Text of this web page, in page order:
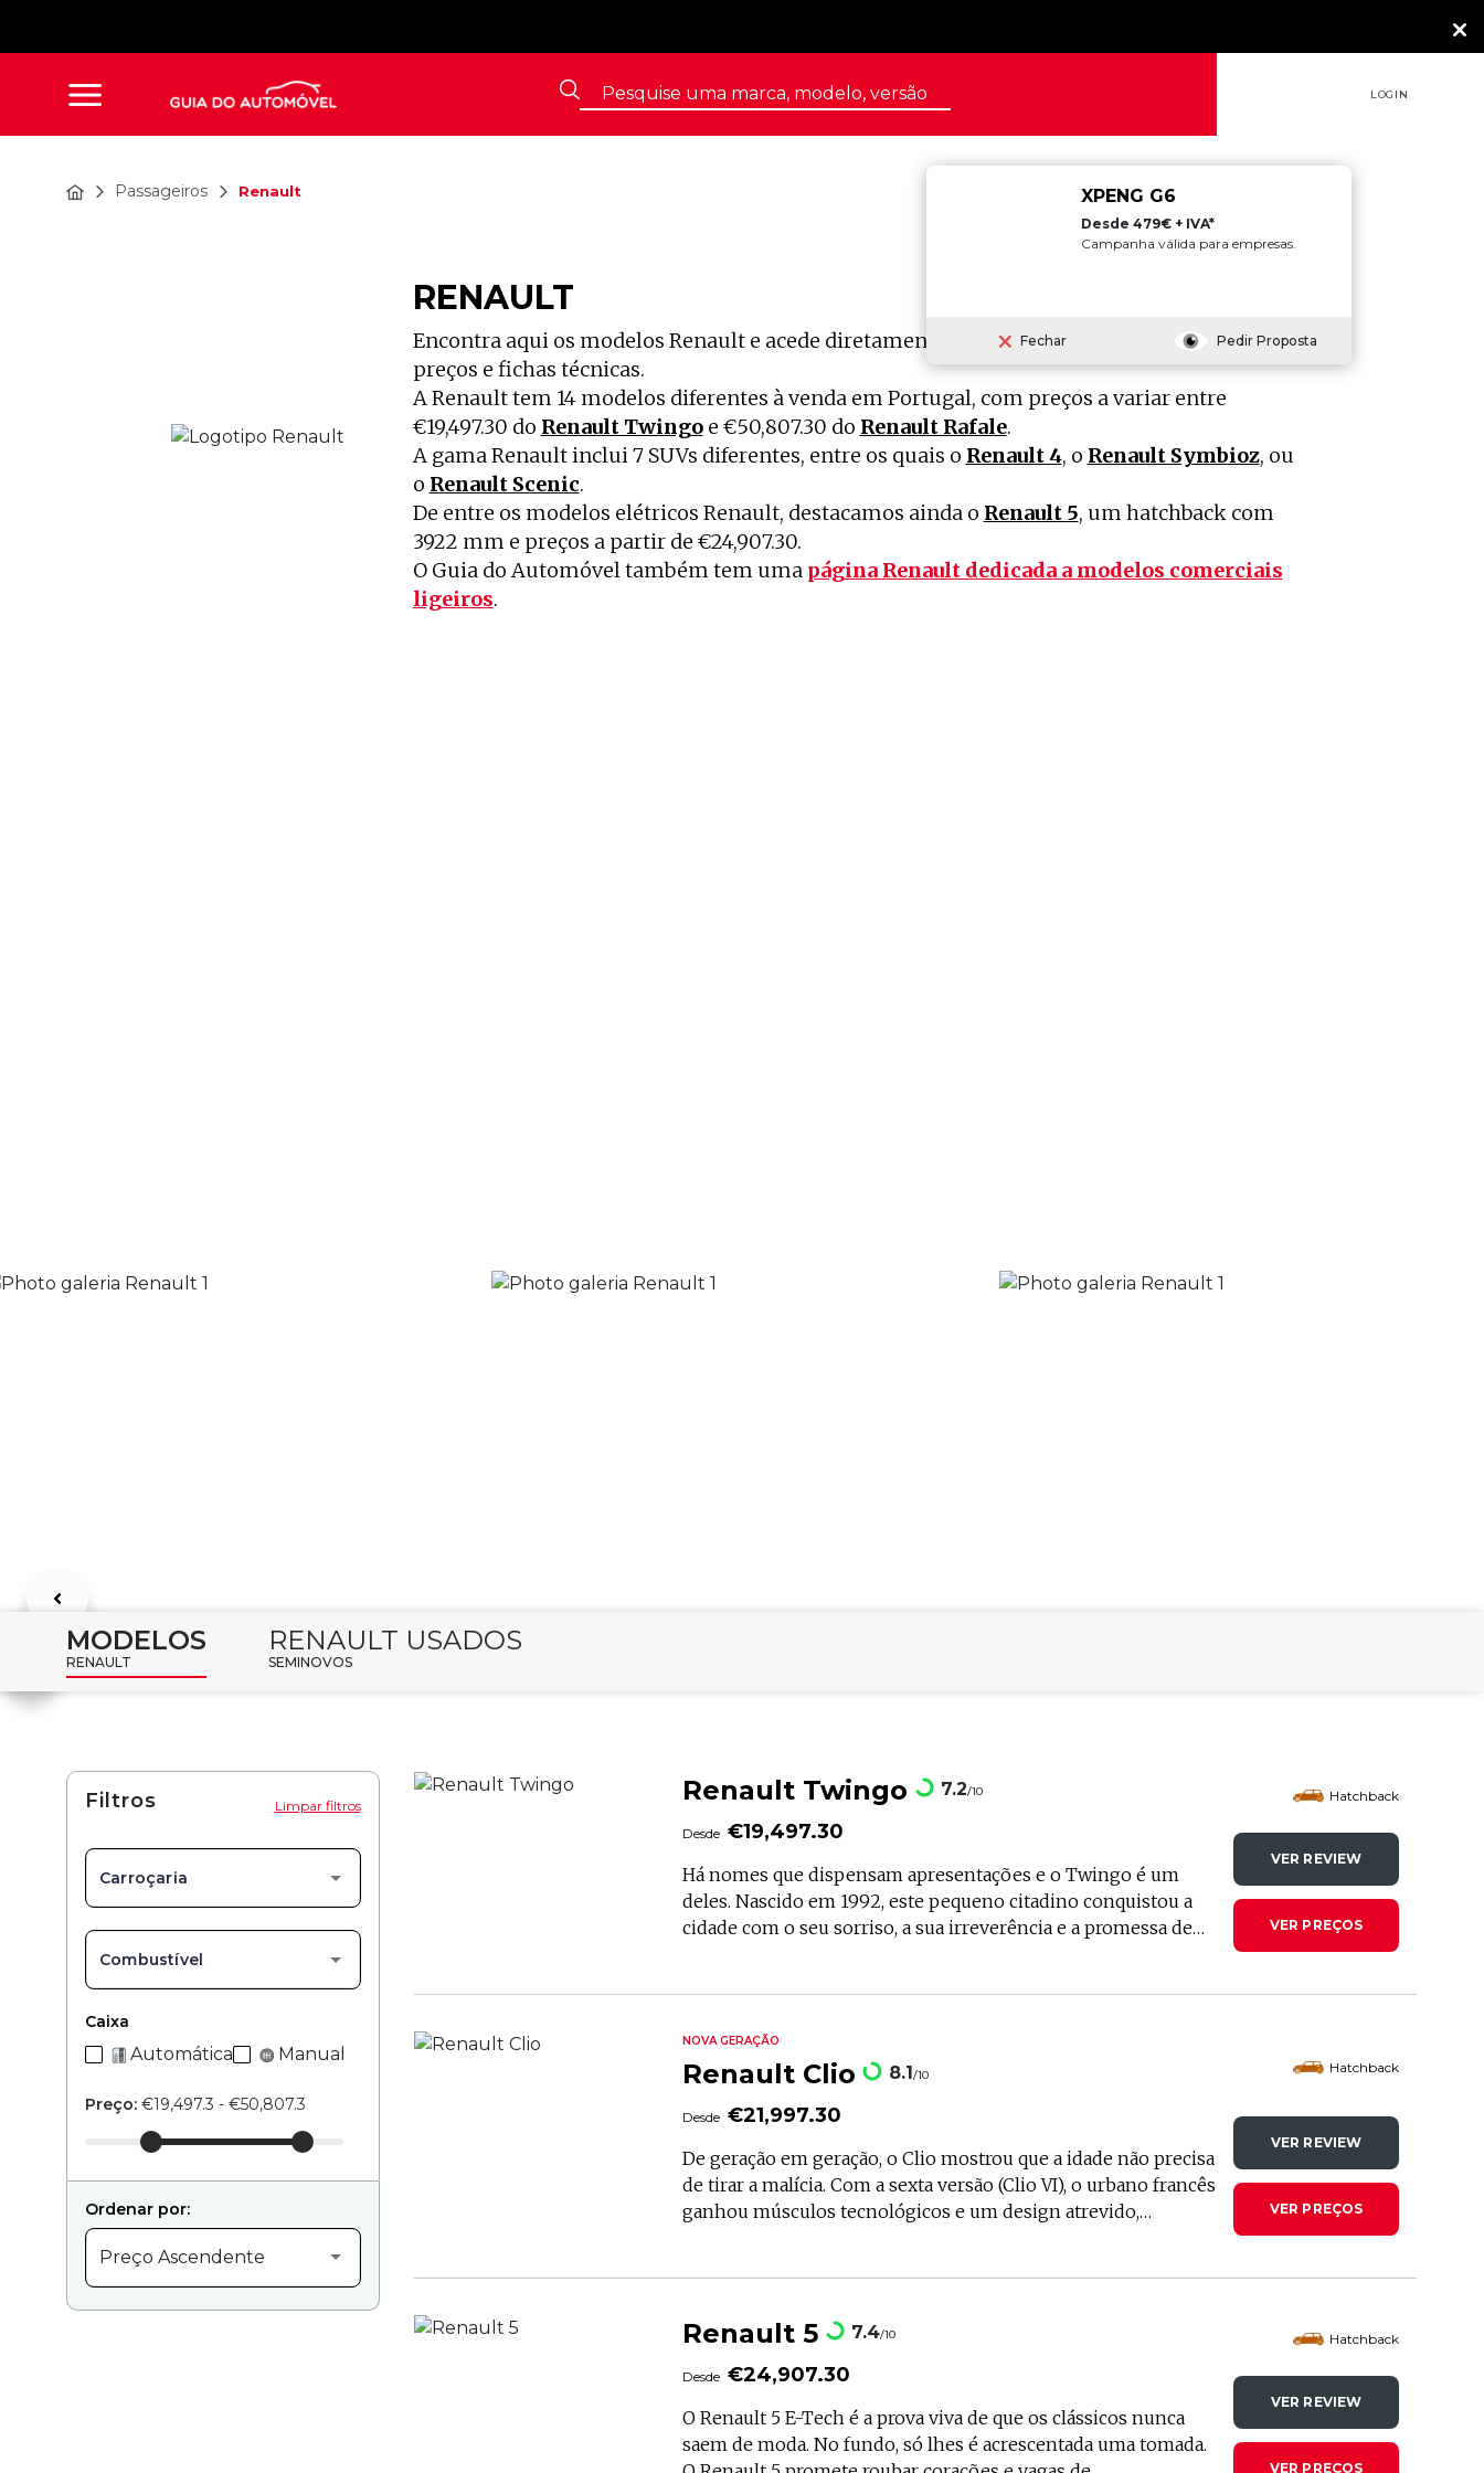
LOGIN
Passageiros Renault
RENAULT
Encontra aqui os modelos Renault e acede diretamente às reviews, onde podes confirmar
preços e fichas técnicas.
A Renault tem 14 modelos diferentes à venda em Portugal, com preços a variar entre
€19,497.30 do Renault Twingoe €50,807.30 do Renault Rafale.
A gama Renault inclui 7 SUVs diferentes, entre os quais o Renault 4, o Renault Symbioz, ou
o Renault Scenic.
De entre os modelos elétricos Renault, destacamos ainda o Renault 5, um hatchback com
3922 mm e preços a partir de €24,907.30.
O Guia do Automóvel também tem uma página Renault dedicada a modelos comerciais
ligeiros.
MODELOS
RENAULT
RENAULT USADOS
SEMINOVOS
Filtros Limpar filtros
Carroçaria
Combustível
Caixa
Automática Manual
Preço: €19,497.3 - €50,807.3
Ordenar por:
Preço Ascendente
Renault Twingo 7.2/10 Hatchback
Desde €19,497.30
Há nomes que dispensam apresentações e o Twingo é um
deles. Nascido em 1992, este pequeno citadino conquistou a
cidade com o seu sorriso, a sua irreverência e a promessa de
de 21.097,30€, este modelo está equipado com um motor
elétrico de 82 cv e autonomia até 263 km (WLTP),
posicionando-se como uma opção económica e sustentável.
VER REVIEW
VER PREÇOS
NOVA GERAÇÃO
Renault Clio 8.1/10 Hatchback
Desde €21,997.30
De geração em geração, o Clio mostrou que a idade não precisa
de tirar a malícia. Com a sexta versão (Clio VI), o urbano francês
ganhou músculos tecnológicos e um design atrevido,
como um exemplo de longevidade, somando quase 17 milhões
de unidades vendidas desde 1990. Se as gerações anteriores
foram capítulos, esta é uma edição revista e aumentada, onde o
VER REVIEW
VER PREÇOS
Renault 5 7.4/10 Hatchback
Desde €24,907.30
O Renault 5 E-Tech é a prova viva de que os clássicos nunca
saem de moda. No fundo, só lhes é acrescentada uma tomada.
VER REVIEW
VER PREÇOS
XPENG G6
Desde 479€ + IVA*
Campanha válida para empresas.
Fechar Pedir Proposta